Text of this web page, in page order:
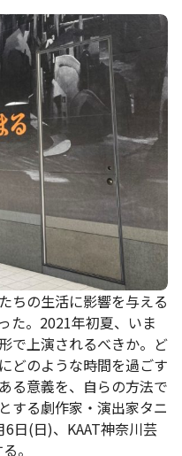
ちの生活に影響を与える
た。2021年初夏、いま
で上演されるべきか。ど
どのような時間を過ごす
る意義を、自らの方法で
する劇作家・演出家タニ
日(日)、KAAT神奈川芸
。